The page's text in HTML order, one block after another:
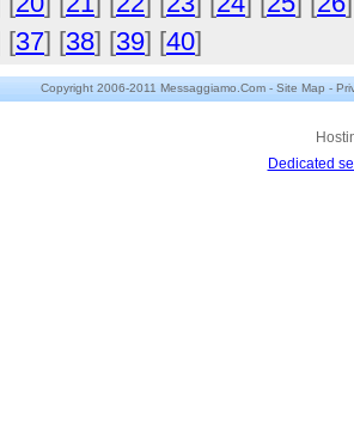
[37] [38] [39] [40]
Copyright 2006-2011 Messaggiamo.Com - Site Map -
Dedicated